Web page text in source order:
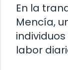
En la
Mencía,
labor